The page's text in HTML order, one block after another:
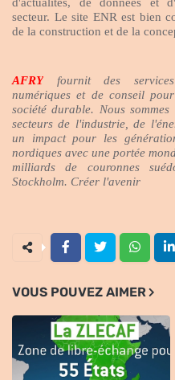
secteur. Le site ENR est bien
de la construction et de la
AFRY fournit des services
numériques et de conseil
société durable. Nous
secteurs de l'industrie, de
un impact pour les
nordiques avec une portée
milliards de couronnes
Stockholm. Créer l'avenir
VOUS POUVEZ AIMER